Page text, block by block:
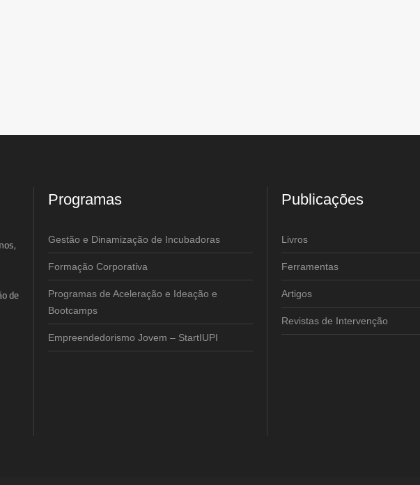
de
Programas
Gestão e Dinamização de Incubadoras
Formação Corporativa
Programas de Aceleração e Ideação e
Bootcamps
Empreendedorismo Jovem – StartIUPI
Publicações
Livros
Ferramentas
Artigos
Revistas de Intervenção